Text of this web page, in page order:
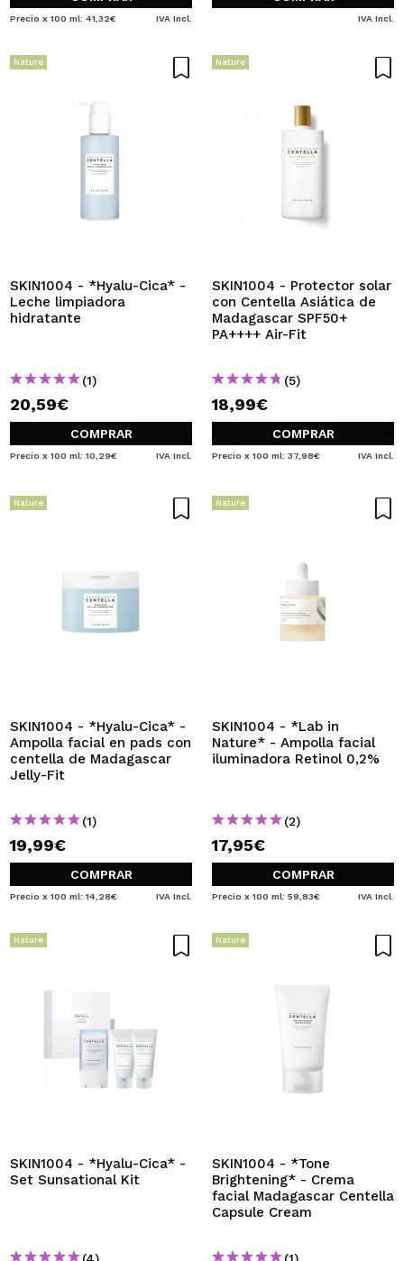
Precio x 100 ml: 41,32€ IVA Incl. IVA Incl.
Nature
SKIN1004 - *Hyalu-Cica* -
Leche limpiadora
hidratante
(1)
20,59€
COMPRAR
Precio x 100 ml: 10,29€ IVA Incl.
Nature
SKIN1004 - Protector solar
con Centella Asiática de
Madagascar SPF50+
PA++++ Air-Fit
(5)
18,99€
COMPRAR
Precio x 100 ml: 37,98€ IVA Incl.
Nature
SKIN1004 - *Hyalu-Cica* -
Ampolla facial en pads con
centella de Madagascar
Jelly-Fit
(1)
19,99€
COMPRAR
Precio x 100 ml: 14,28€ IVA Incl.
Nature
SKIN1004 - *Lab in
Nature* - Ampolla facial
iluminadora Retinol 0,2%
(2)
17,95€
COMPRAR
Precio x 100 ml: 59,83€ IVA Incl.
Nature
SKIN1004 - *Hyalu-Cica* -
Set Sunsational Kit
(4)
Nature
SKIN1004 - *Tone
Brightening* - Crema
facial Madagascar Centella
Capsule Cream
(1)